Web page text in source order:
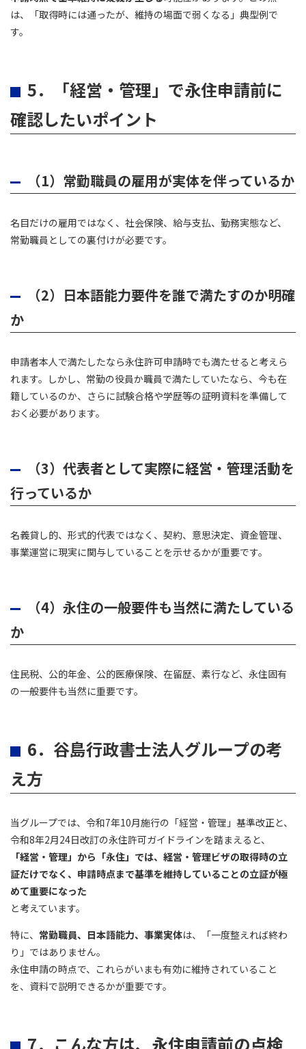
は、「取得時には通ったが、維持の場面で弱くなる」典型例で
す。
5．「経営・管理」で永住申請前に
確認したいポイント
（1）常勤職員の雇用が実体を伴っているか
名目だけの雇用ではなく、社会保険、給与支払、勤務実態など、
常勤職員としての裏付けが必要です。
（2）日本語能力要件を誰で満たすのか明確
か
申請者本人で満たしたなら永住許可申請時でも満たせると考えら
れます。しかし、常勤の役員か職員で満たしていたなら、今も在
籍しているのか、さらに試験合格や学歴等の証明資料を準備して
おく必要があります。
（3）代表者として実際に経営・管理活動を
行っているか
名義貸し的、形式的代表ではなく、契約、意思決定、資金管理、
事業運営に現実に関与していることを示せるかが重要です。
（4）永住の一般要件も当然に満たしている
か
住民税、公的年金、公的医療保険、在留歴、素行など、永住固有
の一般要件も当然に重要です。
6．谷島行政書士法人グループの考
え方
当グループでは、令和7年10月施行の「経営・管理」基準改正と、
令和8年2月24日改訂の永住許可ガイドラインを踏まえると、
「経営・管理」から「永住」では、経営・管理ビザの取得時の立
証だけでなく、申請時点まで基準を維持していることの立証が極
めて重要になった
と考えています。
特に、 常勤職員、日本語能力、事業実体は、「一度整えれば終わ
り」ではありません。
永住申請の時点で、これらがいまも有効に維持されていること
を、資料で説明できるかが重要です。
7．こんな方は、永住申請前の点検